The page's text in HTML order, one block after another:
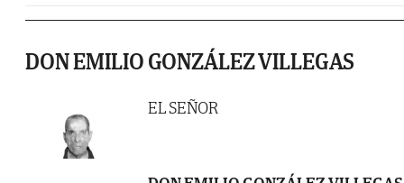
DON EMILIO GONZÁLEZ VILLEGAS
EL SEÑOR